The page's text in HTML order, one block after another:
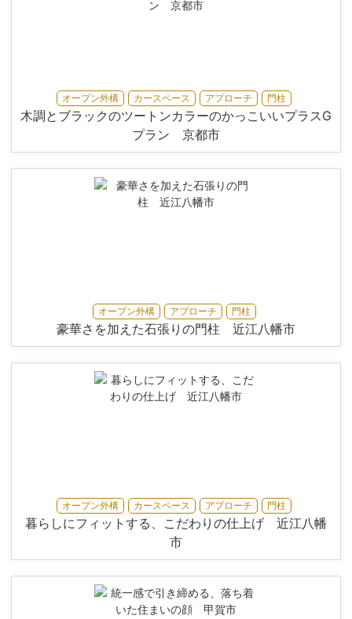
オープン外構 カースペース アプローチ 門柱
木調とブラックのツートンカラーのかっこいいプラスG
プラン 京都市
オープン外構 アプローチ 門柱
豪華さを加えた石張りの門柱 近江八幡市
オープン外構 カースペース アプローチ 門柱
暮らしにフィットする、こだわりの仕上げ 近江八幡
市